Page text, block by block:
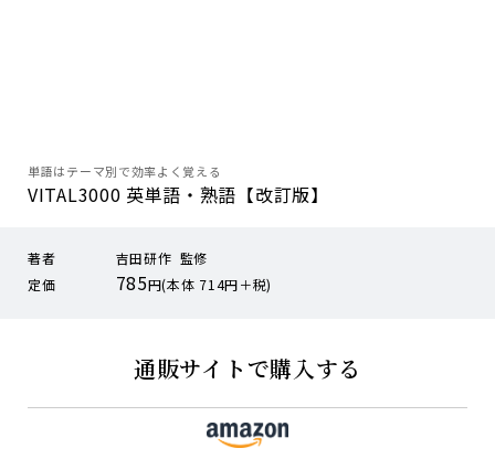
単語はテーマ別で効率よく覚える
VITAL3000 英単語・熟語【改訂版】
著者
吉田研作 監修
定価
785円(本体 714円＋税)
通販サイトで購入する